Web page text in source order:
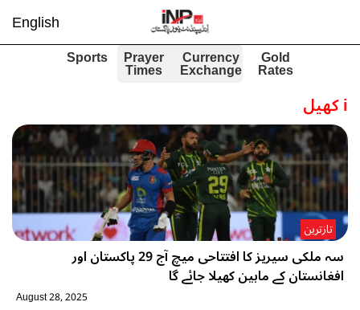
English
Gold
Rates
Currency
Exchange
Prayer
Times
Sports
iکھیل
سہ ملکی سیریز کا افتتاحی میچ آج 29 پاکستان اور
افغانستان کے مابین کھیلا جائے گا
تازترین
August 28, 2025